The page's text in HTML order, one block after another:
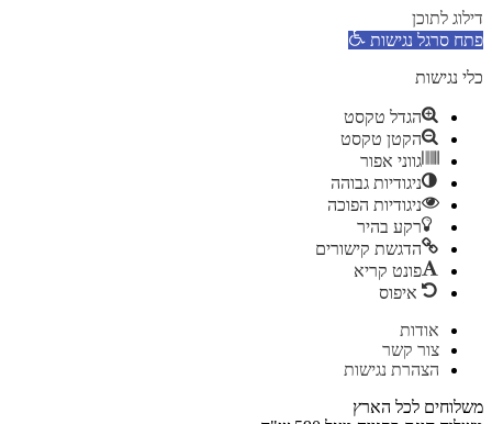
דילוג לתוכן
פתח סרגל נגישות
כלי נגישות
הגדל טקסט
הקטן טקסט
גווני אפור
ניגודיות גבוהה
ניגודיות הפוכה
רקע בהיר
הדגשת קישורים
פונט קריא
איפוס
לתוכן
אודות
צור קשר
הצהרת נגישות
משלוחים לכל הארץ